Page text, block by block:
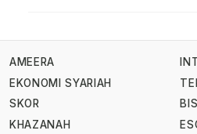
AMEERA
EKONOMI SYARIAH
SKOR
KHAZANAH